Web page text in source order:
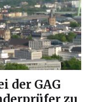
der GAG